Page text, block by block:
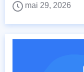
mai 29, 2026